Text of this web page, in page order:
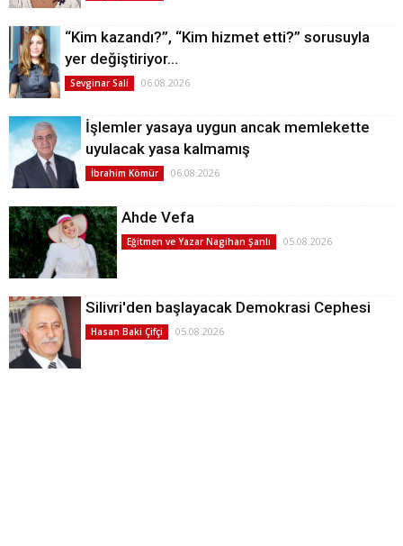
“Kim kazandı?”, “Kim hizmet etti?” sorusuyla
yer değiştiriyor…
Sevginar Sali 06.08.2026
İşlemler yasaya uygun ancak memlekette
uyulacak yasa kalmamış
İbrahim Kömür 06.08.2026
Ahde Vefa
Eğitmen ve Yazar Nagihan Şanlı 05.08.2026
Silivri'den başlayacak Demokrasi Cephesi
Hasan Baki Çifçi 05.08.2026